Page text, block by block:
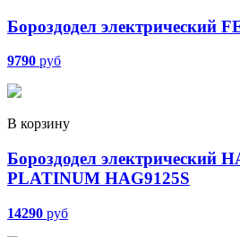
Бороздодел электрический
9790 руб
В корзину
Бороздодел электрический
PLATINUM HAG9125S
14290 руб